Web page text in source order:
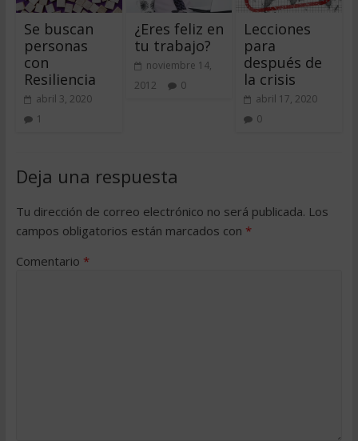
Se buscan
personas
con
Resiliencia
abril 3, 2020
1
¿Eres feliz en
tu trabajo?
noviembre 14,
2012
0
Lecciones
para
después de
la crisis
abril 17, 2020
0
Deja una respuesta
Tu dirección de correo electrónico no será publicada. Los
campos obligatorios están marcados con *
Comentario *